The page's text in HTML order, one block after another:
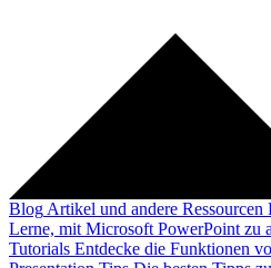
Blog Artikel und andere Ressourcen
Lerne, mit Microsoft PowerPoint zu
Tutorials Entdecke die Funktionen